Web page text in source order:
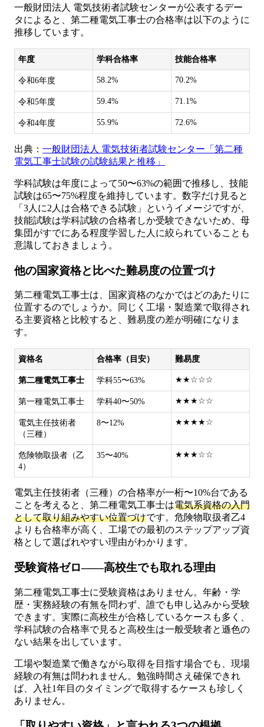
一般財団法人 電気技術者試験センターが公表するデー
タによると、第二種電気工事士の合格率は以下のように
推移しています。
年度 学科合格率 技能合格率
令和6年度 58.2% 70.2%
令和5年度 59.4% 71.1%
令和4年度 55.9% 72.6%
出典： 一般財団法人 電気技術者試験センター「第二種
電気工事士試験の試験結果と推移」
学科試験は年度によって50〜63%の範囲で推移し、技能
試験は65〜75%程度を維持しています。数字だけ見ると
「3人に2人は合格できる試験」というイメージですが、
技能試験は学科試験の合格者しか受験できないため、母
集団がすでにある程度学習した人に絞られていることも
意識しておきましょう。
他の国家資格と比べた難易度の位置づけ
第二種電気工事士は、国家資格のなかではどのあたりに
位置するのでしょうか。同じく工場・製造業で取得され
る主要資格と比較すると、難易度の差が明確になりま
す。
資格名 合格率（目安） 難易度
第二種電気工事士 学科55〜63% ★★☆☆☆
第一種電気工事士 学科40〜50% ★★★☆☆
電気主任技術者
（三種）
8〜12% ★★★★☆
危険物取扱者（乙
4）
35〜40% ★★★☆☆
電気主任技術者（三種）の合格率が一桁〜10%台である
ことを考えると、第二種電気工事士は電気系資格の入門
として取り組みやすい位置づけです。危険物取扱者乙4
よりも合格率が高く、工場での最初のステップアップ資
格として選ばれやすい理由がわかります。
受験資格ゼロ——高校生でも取れる理由
第二種電気工事士に受験資格はありません。年齢・学
歴・実務経験の有無を問わず、誰でも申し込みから受験
できます。実際に高校生が合格しているケースも多く、
学科試験の合格率で見ると高校生は一般受験者と遜色の
ない結果を出しています。
工場や製造業で働きながら取得を目指す場合でも、現場
経験の有無は問われません。勉強時間さえ確保できれ
ば、入社1年目のタイミングで取得するケースも珍しく
ありません。